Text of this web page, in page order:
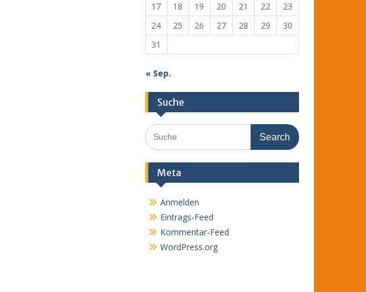
17
18 19 20 21 22
23
24
25 26 27 28 29
30
31
« Sep.
Suche
Search
for:
Meta
Anmelden
Eintrags-Feed
Kommentar-Feed
WordPress.org